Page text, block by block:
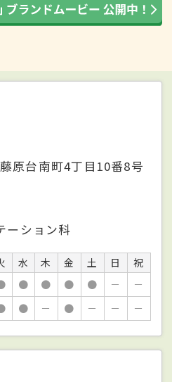
原台南町4丁目10番8号
ーション科
水 木 金 土 日
祝
● ● ● ● －
－
● － ● － － －